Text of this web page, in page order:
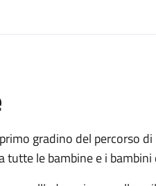
gradino del percorso
tutte le bambine e i